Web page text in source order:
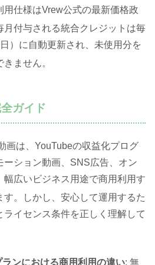
仕様はVrew公式の最新価格政
月付与される統合クレジットは毎
）に自動更新され、未使用分を
きません。
ガイド
画は、YouTubeの収益化プログ
ーション動画、SNS広告、オン
幅広いビジネス用途で商用利用す
す。しかし、安心して運用するた
イセンス条件を正しく理解して
ンにおける商用利用の違い: 無